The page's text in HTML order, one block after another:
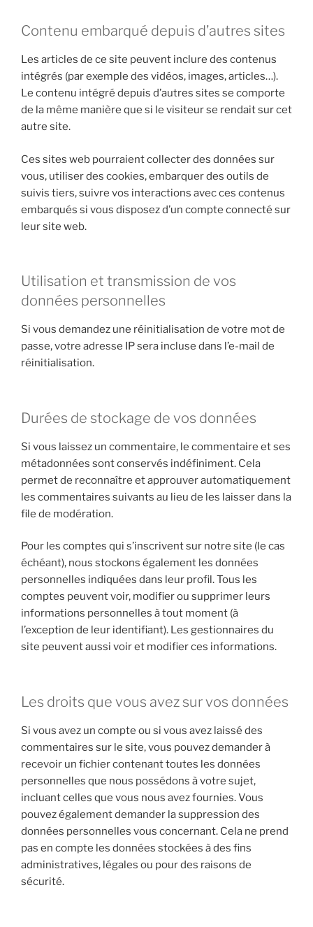
Contenu embarqué depuis d’autres sites
Les articles de ce site peuvent inclure des contenus
intégrés (par exemple des vidéos, images, articles…).
Le contenu intégré depuis d’autres sites se comporte
de la même manière que si le visiteur se rendait sur cet
autre site.
Ces sites web pourraient collecter des données sur
vous, utiliser des cookies, embarquer des outils de
suivis tiers, suivre vos interactions avec ces contenus
embarqués si vous disposez d’un compte connecté sur
leur site web.
Utilisation et transmission de vos
données personnelles
Si vous demandez une réinitialisation de votre mot de
passe, votre adresse IP sera incluse dans l’e-mail de
réinitialisation.
Durées de stockage de vos données
Si vous laissez un commentaire, le commentaire et ses
métadonnées sont conservés indéfiniment. Cela
permet de reconnaître et approuver automatiquement
les commentaires suivants au lieu de les laisser dans la
file de modération.
Pour les comptes qui s’inscrivent sur notre site (le cas
échéant), nous stockons également les données
personnelles indiquées dans leur profil. Tous les
comptes peuvent voir, modifier ou supprimer leurs
informations personnelles à tout moment (à
l’exception de leur identifiant). Les gestionnaires du
site peuvent aussi voir et modifier ces informations.
Les droits que vous avez sur vos données
Si vous avez un compte ou si vous avez laissé des
commentaires sur le site, vous pouvez demander à
recevoir un fichier contenant toutes les données
personnelles que nous possédons à votre sujet,
incluant celles que vous nous avez fournies. Vous
pouvez également demander la suppression des
données personnelles vous concernant. Cela ne prend
pas en compte les données stockées à des fins
administratives, légales ou pour des raisons de
sécurité.